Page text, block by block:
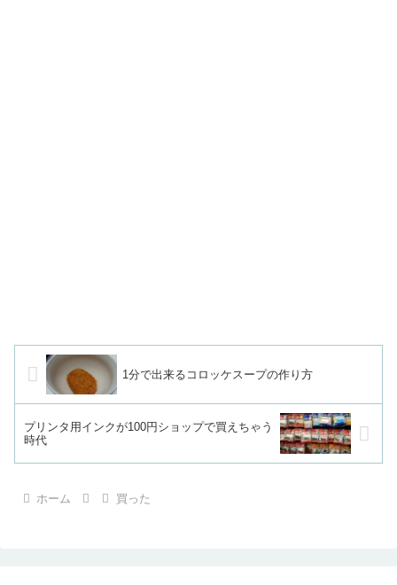
1分で出来るコロッケスープの作り方
プリンタ用インクが100円ショップで買えちゃう
時代
ホーム 買った